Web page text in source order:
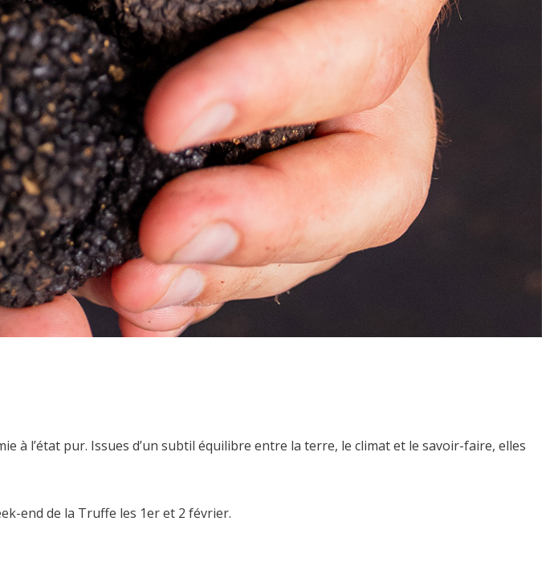
l’état pur. Issues d’un subtil équilibre entre la terre, le climat et le savoir-faire, elles
end de la Truffe les 1er et 2 février.